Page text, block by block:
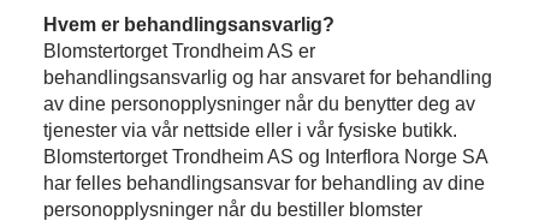
Hvem er behandlingsansvarlig?
Blomstertorget Trondheim AS er
behandlingsansvarlig og har ansvaret for behandling
av dine personopplysninger når du benytter deg av
tjenester via vår nettside eller i vår fysiske butikk.
Blomstertorget Trondheim AS og Interflora Norge SA
har felles behandlingsansvar for behandling av dine
personopplysninger når du bestiller blomster